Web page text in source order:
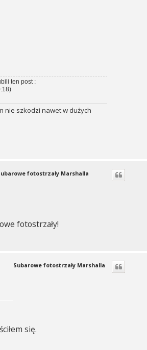
ten post :
nie szkodzi nawet w dużych
fotostrzały Marshalla
fotostrzały!
Subarowe fotostrzały Marshalla
się.